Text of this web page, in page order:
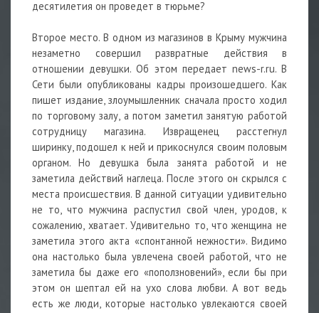
десятилетия он проведет в тюрьме?
Второе место. В одном из магазинов в Крыму мужчина
незаметно совершил развратные действия в
отношении девушки. Об этом передает news-r.ru. В
Сети были опубликованы кадры произошедшего. Как
пишет издание, злоумышленник сначала просто ходил
по торговому залу, а потом заметил занятую работой
сотрудницу магазина. Извращенец расстегнул
ширинку, подошел к ней и прикоснулся своим половым
органом. Но девушка была занята работой и не
заметила действий наглеца. После этого он скрылся с
места происшествия. В данной ситуации удивительно
не то, что мужчина распустил свой член, уродов, к
сожалению, хватает. Удивительно то, что женщина не
заметила этого акта «спонтанной нежности». Видимо
она настолько была увлечена своей работой, что не
заметила бы даже его «поползновений», если бы при
этом он шептал ей на ухо слова любви. А вот ведь
есть же люди, которые настолько увлекаются своей